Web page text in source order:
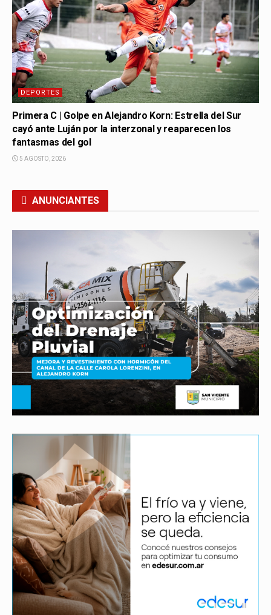
DEPORTES
Primera C | Golpe en Alejandro Korn: Estrella del Sur
cayó ante Luján por la interzonal y reaparecen los
fantasmas del gol
5 AGOSTO, 2026
ANUNCIANTES